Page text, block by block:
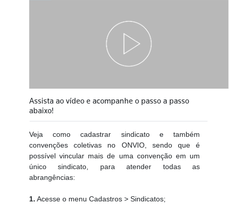
Assista ao vídeo e acompanhe o passo a passo
abaixo!
Veja como cadastrar sindicato e também
convenções coletivas no ONVIO, sendo que é
possível vincular mais de uma convenção em um
único sindicato, para atender todas as
abrangências:
1. Acesse o menu Cadastros > Sindicatos;